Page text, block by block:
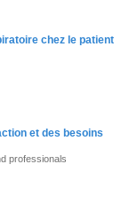
chez le patient
et des besoins
professionals